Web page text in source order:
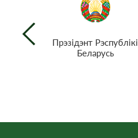
Прэзiдэнт Рэспублiкi
Беларусь